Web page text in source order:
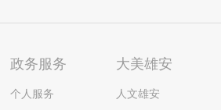
政务服务
个人服务
大美雄安
人文雄安